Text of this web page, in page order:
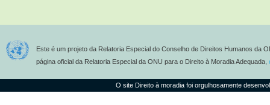
Este é um projeto da Relatoria Especial do Conselho de Direitos Humanos da
página oficial da Relatoria Especial da ONU para o Direito à Moradia Adequada,
O site Direito à moradia foi orgulhosamente